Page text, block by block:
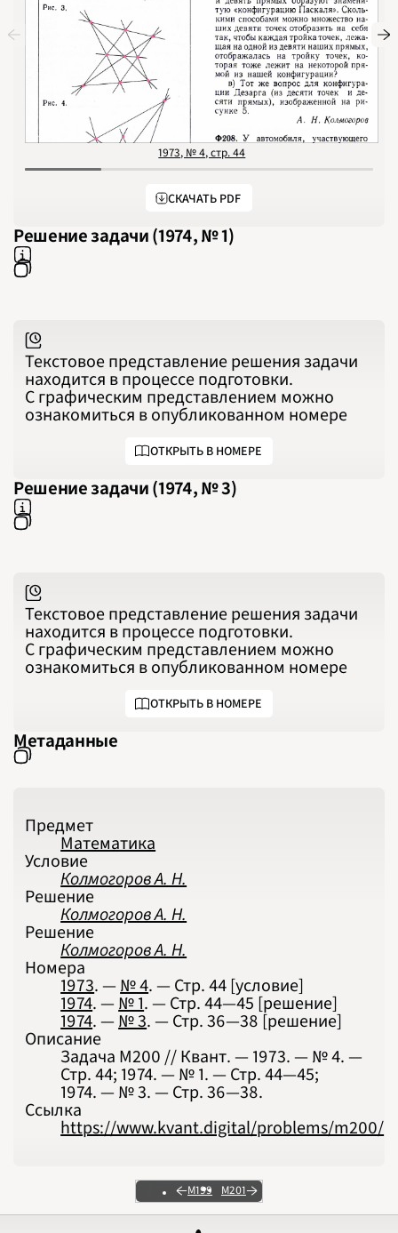
1973, № 4, стр. 44
СКАЧАТЬ PDF
Решение задачи (1974, № 1)
Текстовое представление решения задачи
находится в процессе подготовки.
С графическим представлением можно
ознакомиться в опубликованном номере
ОТКРЫТЬ В НОМЕРЕ
Решение задачи (1974, № 3)
Текстовое представление решения задачи
находится в процессе подготовки.
С графическим представлением можно
ознакомиться в опубликованном номере
ОТКРЫТЬ В НОМЕРЕ
Метаданные
Предмет
Математика
Условие
Колмогоров А. Н.
Решение
Колмогоров А. Н.
Решение
Колмогоров А. Н.
Номера
1973. —№ 4. — Стр.44[условие]
1974. —№ 1. — Стр.44—45 [решение]
1974. —№ 3. — Стр.36—38 [решение]
Описание
Задача М200 // Квант. — 1973. — № 4. —
Стр. 44; 1974. — № 1. — Стр. 44‍—‍45;
1974. — № 3. — Стр. 36‍—‍38.
Ссылка
https://www.kvant.digital/problems/m200/
М199 М201